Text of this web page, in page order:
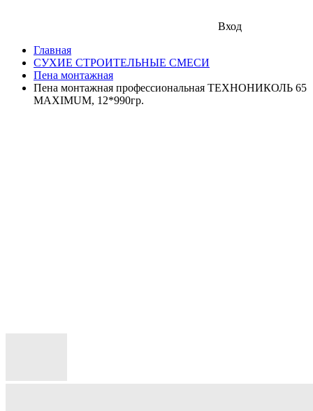
Вход
Главная
СУХИЕ СТРОИТЕЛЬНЫЕ СМЕСИ
Пена монтажная
Пена монтажная профессиональная ТЕХНОНИКОЛЬ 65
MAXIMUM, 12*990гр.